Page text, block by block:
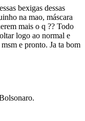
bexigas dessas
na mao, máscara
mais o q ?? Todo
logo ao normal e
e pronto. Ja ta bom